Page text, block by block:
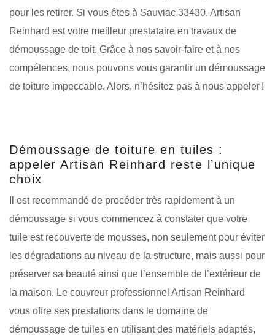
pour les retirer. Si vous êtes à Sauviac 33430, Artisan
Reinhard est votre meilleur prestataire en travaux de
démoussage de toit. Grâce à nos savoir-faire et à nos
compétences, nous pouvons vous garantir un démoussage
de toiture impeccable. Alors, n’hésitez pas à nous appeler !
Démoussage de toiture en tuiles :
appeler Artisan Reinhard reste l’unique
choix
Il est recommandé de procéder très rapidement à un
démoussage si vous commencez à constater que votre
tuile est recouverte de mousses, non seulement pour éviter
les dégradations au niveau de la structure, mais aussi pour
préserver sa beauté ainsi que l’ensemble de l’extérieur de
la maison. Le couvreur professionnel Artisan Reinhard
vous offre ses prestations dans le domaine de
démoussage de tuiles en utilisant des matériels adaptés,